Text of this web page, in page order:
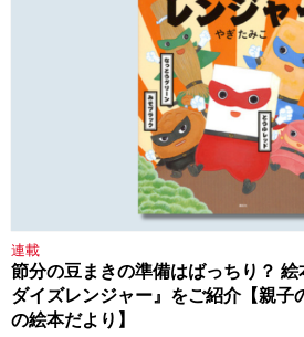
連載
節分の豆まきの準備はばっちり？
ダイズレンジャー』をご紹介【親子
の絵本だより】